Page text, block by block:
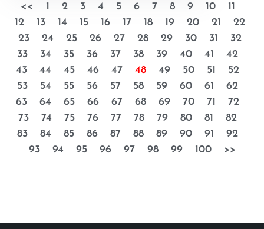
<< 1 2 3 4 5 6 7 8 9 10
11
12
13 14 15 16 17 18 19 20 21
22
23
24 25 26 27 28 29 30 31
32
33
34 35 36 37 38 39 40 41
42
43
44 45 46 47 48 49 50 51
52
53
54 55 56 57 58 59 60 61
62
63
64 65 66 67 68 69 70 71
72
73
74 75 76 77 78 79 80 81
82
83
84 85 86 87 88 89 90 91
92
93
94 95 96 97 98 99 100 >>